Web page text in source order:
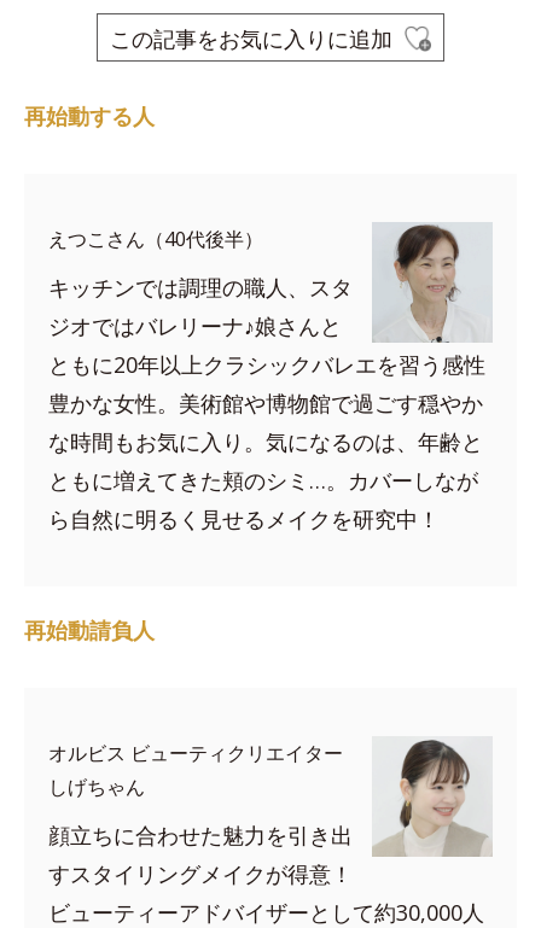
この記事をお気に入りに追加
再始動する人
えつこさん（40代後半）
キッチンでは調理の職人、スタ
ジオではバレリーナ♪娘さんと
ともに20年以上クラシックバレエを習う感性
豊かな女性。美術館や博物館で過ごす穏やか
な時間もお気に入り。気になるのは、年齢と
ともに増えてきた頬のシミ…。カバーしなが
ら自然に明るく見せるメイクを研究中！
再始動請負人
オルビス ビューティクリエイター
しげちゃん
顔立ちに合わせた魅力を引き出
すスタイリングメイクが得意！
ビューティーアドバイザーとして約30,000人